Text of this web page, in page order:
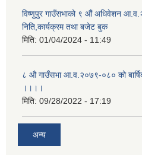
विष्णुपुर गाउँसभाको ९ औं अधिवेशन
निति,कार्यक्रम तथा बजेट बुक
मिति: 01/04/2024 - 11:49
८ औ गाउँसभा आ.व.२०७९-०८० को
।।।।
मिति: 09/28/2022 - 17:19
अन्य